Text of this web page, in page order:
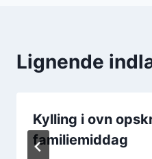
Lignende
Kylling i ovn
familiemiddag